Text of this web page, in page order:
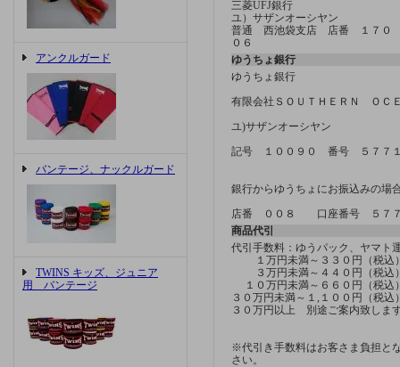
アンクルガード
バンテージ、ナックルガード
TWINS キッズ、ジュニア
用 バンテージ
三菱UFJ銀行
ユ）サザンオーシヤン
普通 西池袋支店 店番 １７０
０６
ゆうちょ銀行
ゆうちょ銀行
有限会社ＳＯＵＴＨＥＲＮ ＯＣ
ユ)サザンオーシヤン
記号 １００９０ 番号 ５７７
銀行からゆうちょにお振込みの場
店番 ００８ 口座番号 ５７７
商品代引
代引手数料：ゆうパック、ヤマ
１万円未満～３３０円（税込
３万円未満～４４０円（税込
１０万円未満～６６０円（税込
３０万円未満～１,１００円（税込
３０万円以上 別途ご案内致しま
※代引き手数料はお客さま負担と
さい。